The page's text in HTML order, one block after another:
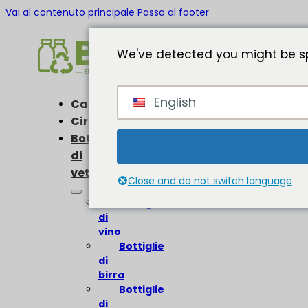
Vai al contenuto principale Passa al footer
Casa
Circa
Bottiglie
di
vetro
di
vino
Bottiglie
di
birra
Bottiglie
di
We've detected you might be
English
Close and do not switch language